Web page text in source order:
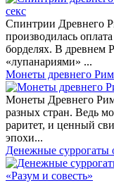
Спинтрии Древнего
производилась
борделях. В древнем
«лупанариями» ...
Монеты древнего
Монеты Древнего
разных стран. Ведь
раритет, и ценный
эпохи...
Денежные суррогаты